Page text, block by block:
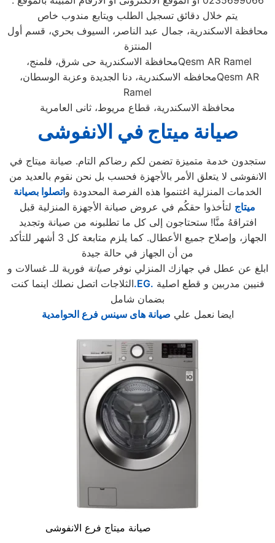
يتم خلال دقائق تسجيل الطلب ويتابع مندوب خاص
محافظة الاسكندرية، جمال عبد الناصر، السيوف بحري، قسم أول
المنتزة
محافظة الاسكندرية حى شرق، فلمنج،Qesm AR Ramel
محافظه الاسكندرية، دنا الجديدة وعزبة الوسطان،Qesm AR
Ramel
محافظة الاسكندرية، قطاع مريوط، ثانى العامرية
صيانة ميتاج في الانفوشى
ستجدون خدمة متميزة تضمن لكم رضاكم التام. صيانة ميتاج في
الانفوشى لا يتعلق الأمر بالأجهزة فحسب بل نحن نقوم بالعديد من
الخدمات المنزلية اغتنموا هذه الفرصة المحدودة واتصلوا بصيانة
ميتاج لتأخذوا حقكُم في عروض صيانة الأجهزة المنزلية قبل
افتراقهُ منَّا! ستحتاجون إلى كل ما تطلبونه من صيانة وتجديد
الجهاز، وإصلاح جميع الأعطال. كما يلزم متابعة كل 3 أشهر للتأكد
من أن الجهاز في حالة جيدة
ابلغ عن عطل في جهازك المنزلي نوفرصيانة فورية للـ غسالات و
الثلاجات اتصل نصلك اينما كنت.EG.
بضمان شامل
ايضا نعمل علي صيانة هاى سينس فرع الحوامدية
صيانة ميتاج فرع الانفوشى